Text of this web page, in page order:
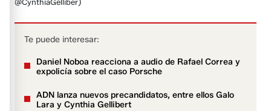
@CynthiaGelliber)
Te puede interesar:
Daniel Noboa reacciona a audio de Rafael Correa y
expolicía sobre el caso Porsche
ADN lanza nuevos precandidatos, entre ellos Galo
Lara y Cynthia Gellibert